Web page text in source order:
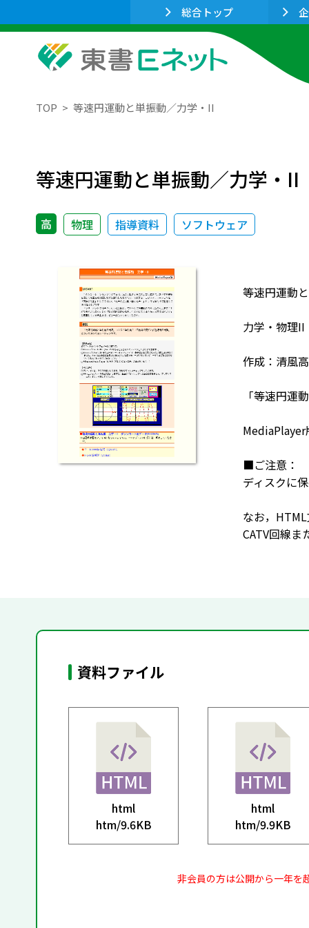
総合トップ
TOP 等速円運動と単振動／力学・II
等速円運動と単振動／力学・II
高 物理 指導資料 ソフトウェア
等速円運動
力学・物理II
作成：清風
「等速円運
MediaPlayer
■ご注意：
ディスクに
なお，
CATV回線ま
資料ファイル
html
htm/9.6KB
html
htm/9.9KB
非会員の方は公開から一年を